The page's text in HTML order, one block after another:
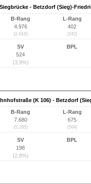
- Betzdorf (Sieg)-
B-Rang
4.976
(2.616)
L-Rang
402
(242)
SV
524
(3,9%)
BPL
(K 106) - Betzdorf
B-Rang
7.680
(5.285)
L-Rang
675
(504)
SV
198
(2,8%)
BPL